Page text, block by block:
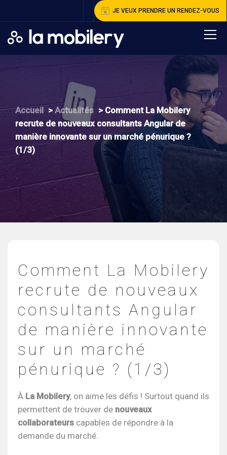
JE VEUX PRENDRE UN RENDEZ-VOUS
Accueil > Actualités > Comment La Mobilery
recrute de nouveaux consultants Angular de
manière innovante sur un marché pénurique ?
(1/3)
Comment La Mobilery
recrute de nouveaux
consultants Angular
de manière innovante
sur un marché
pénurique ? (1/3)
À La Mobilery, on aime les défis ! Surtout quand ils
permettent de trouver de nouveaux
collaborateurs capables de répondre à la
demande du marché.